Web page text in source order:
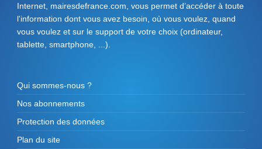
Internet, mairesdefrance.com, vous permet d’accéder à toute
l'information dont vous avez besoin, où vous voulez, quand
vous voulez et sur le support de votre choix (ordinateur,
tablette, smartphone, ...).
Qui sommes-nous ?
Nos abonnements
Protection des données
Plan du site